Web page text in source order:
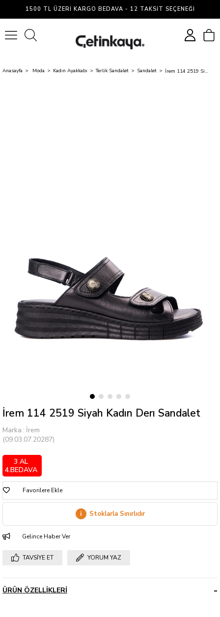
1500 TL ÜZERI KARGO BEDAVA - 12 TAKSIT SEÇENEĞI
Anasayfa Moda Kadın Ayakkabı Terlik Sandalet Sandalet İrem 114 2519 Siyah Kadın Derı Sandalet
İrem 114 2519 Siyah Kadın Derı Sandalet
Marka : İrem
(09.03.07.20287)
3 AL
4.BEDAVA
Favorilere Ekle
i Stoklarla Sınırlıdır
Gelince Haber Ver
TAVSIYE ET YORUM YAZ
ÜRÜN ÖZELLIKLERI